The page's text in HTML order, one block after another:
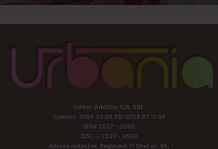
Editor: AddCity O.R. SRL
Contact: 0744 24 08 73/ 0728 87 11 98
ISSN 2537 - 3560
ISSL-L 2537 - 3560
Adresa redacției: Regiment 11 Siret nr. 45,